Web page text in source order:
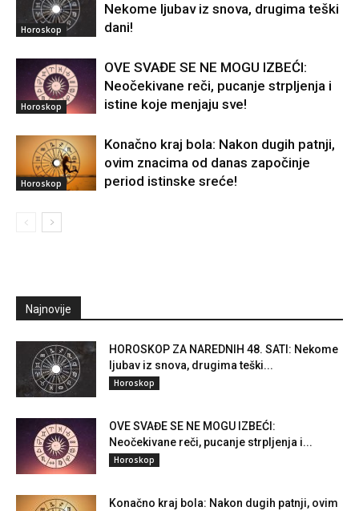
Horoskop
Nekome ljubav iz snova, drugima teški
dani!
Horoskop
OVE SVAĐE SE NE MOGU IZBEĆI:
Neočekivane reči, pucanje strpljenja i
istine koje menjaju sve!
Horoskop
Konačno kraj bola: Nakon dugih patnji,
ovim znacima od danas započinje
period istinske sreće!
Najnovije
HOROSKOP ZA NAREDNIH 48. SATI: Nekome
ljubav iz snova, drugima teški...
Horoskop
OVE SVAĐE SE NE MOGU IZBEĆI:
Neočekivane reči, pucanje strpljenja i...
Horoskop
Konačno kraj bola: Nakon dugih patnji, ovim